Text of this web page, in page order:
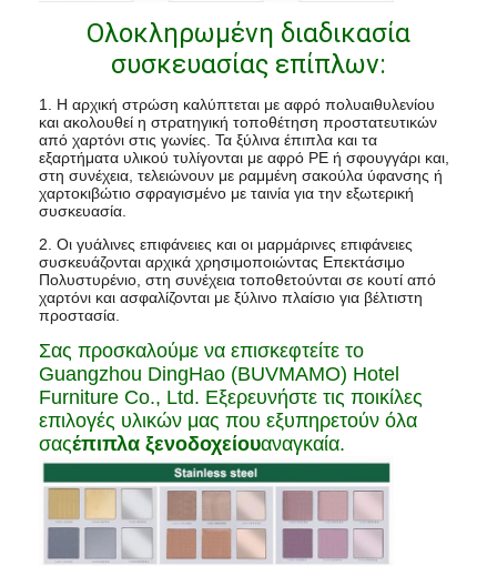
Ολοκληρωμένη διαδικασία
συσκευασίας επίπλων:
1. Η αρχική στρώση καλύπτεται με αφρό πολυαιθυλενίου
και ακολουθεί η στρατηγική τοποθέτηση προστατευτικών
από χαρτόνι στις γωνίες. Τα ξύλινα έπιπλα και τα
εξαρτήματα υλικού τυλίγονται με αφρό PE ή σφουγγάρι και,
στη συνέχεια, τελειώνουν με ραμμένη σακούλα ύφανσης ή
χαρτοκιβώτιο σφραγισμένο με ταινία για την εξωτερική
συσκευασία.
2. Οι γυάλινες επιφάνειες και οι μαρμάρινες επιφάνειες
συσκευάζονται αρχικά χρησιμοποιώντας Επεκτάσιμο
Πολυστυρένιο, στη συνέχεια τοποθετούνται σε κουτί από
χαρτόνι και ασφαλίζονται με ξύλινο πλαίσιο για βέλτιστη
προστασία.
Σας προσκαλούμε να επισκεφτείτε το
Guangzhou DingHao (BUVMAMO) Hotel
Furniture Co., Ltd. Εξερευνήστε τις ποικίλες
επιλογές υλικών μας που εξυπηρετούν όλα
σαςέπιπλα ξενοδοχείουαναγκαία.